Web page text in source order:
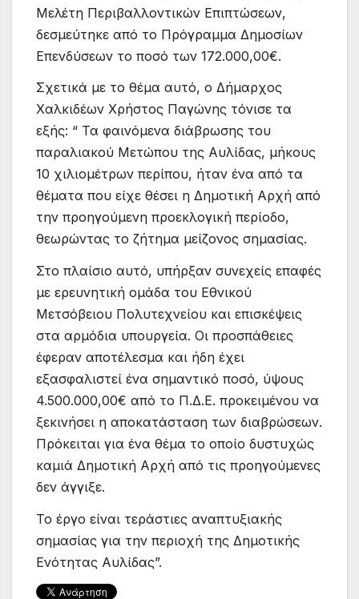
Μελέτη Περιβαλλοντικών Επιπτώσεων,
δεσμεύτηκε από το Πρόγραμμα Δημοσίων
Επενδύσεων το ποσό των 172.000,00€.
Σχετικά με το θέμα αυτό, ο Δήμαρχος
Χαλκιδέων Χρήστος Παγώνης τόνισε τα
εξής: “ Τα φαινόμενα διάβρωσης του
παραλιακού Μετώπου της Αυλίδας, μήκους
10 χιλιομέτρων περίπου, ήταν ένα από τα
θέματα που είχε θέσει η Δημοτική Αρχή από
την προηγούμενη προεκλογική περίοδο,
θεωρώντας το ζήτημα μείζονος σημασίας.
Στο πλαίσιο αυτό, υπήρξαν συνεχείς επαφές
με ερευνητική ομάδα του Εθνικού
Μετσόβειου Πολυτεχνείου και επισκέψεις
στα αρμόδια υπουργεία. Οι προσπάθειες
έφεραν αποτέλεσμα και ήδη έχει
εξασφαλιστεί ένα σημαντικό ποσό, ύψους
4.500.000,00€ από το Π.Δ.Ε. προκειμένου να
ξεκινήσει η αποκατάσταση των διαβρώσεων.
Πρόκειται για ένα θέμα το οποίο δυστυχώς
καμιά Δημοτική Αρχή από τις προηγούμενες
δεν άγγιξε.
Το έργο είναι τεράστιες αναπτυξιακής
σημασίας για την περιοχή της Δημοτικής
Ενότητας Αυλίδας”.